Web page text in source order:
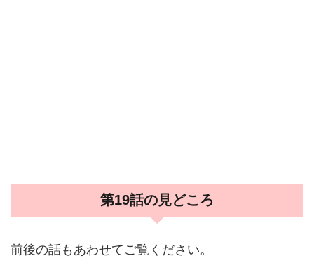
第19話の見どころ
前後の話もあわせてご覧ください。